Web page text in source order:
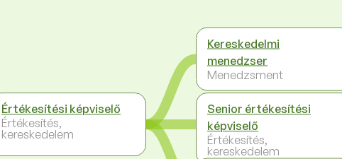
Értékesítési képviselő
Értékesítés,
kereskedelem
Kereskedelmi
menedzser
Menedzsment
Senior értékesítési
képviselő
Értékesítés,
kereskedelem